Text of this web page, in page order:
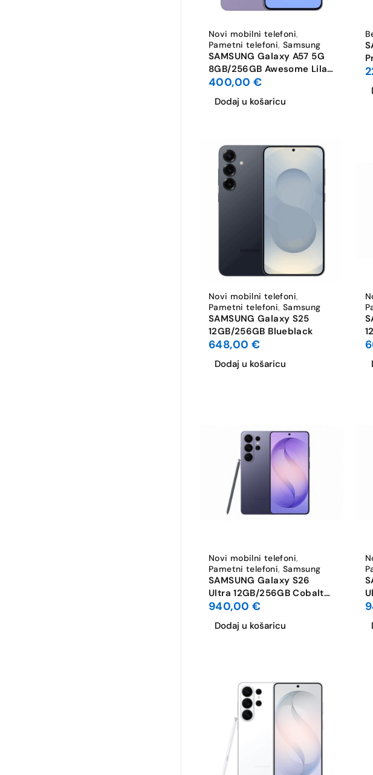
Novi mobilni telefoni,
Pametni telefoni, Samsung
SAMSUNG Galaxy A57 5G
8GB/256GB Awesome Lilac
AKCIJA
400,00 €
Dodaj u košaricu
Novi mobilni telefoni,
Pametni telefoni, Samsung
SAMSUNG Galaxy S25
12GB/256GB Blueblack
648,00 €
Dodaj u košaricu
Novi mobilni telefoni,
Pametni telefoni, Samsung
SAMSUNG Galaxy S26
Ultra 12GB/256GB Cobalt
Violet
940,00 €
Dodaj u košaricu